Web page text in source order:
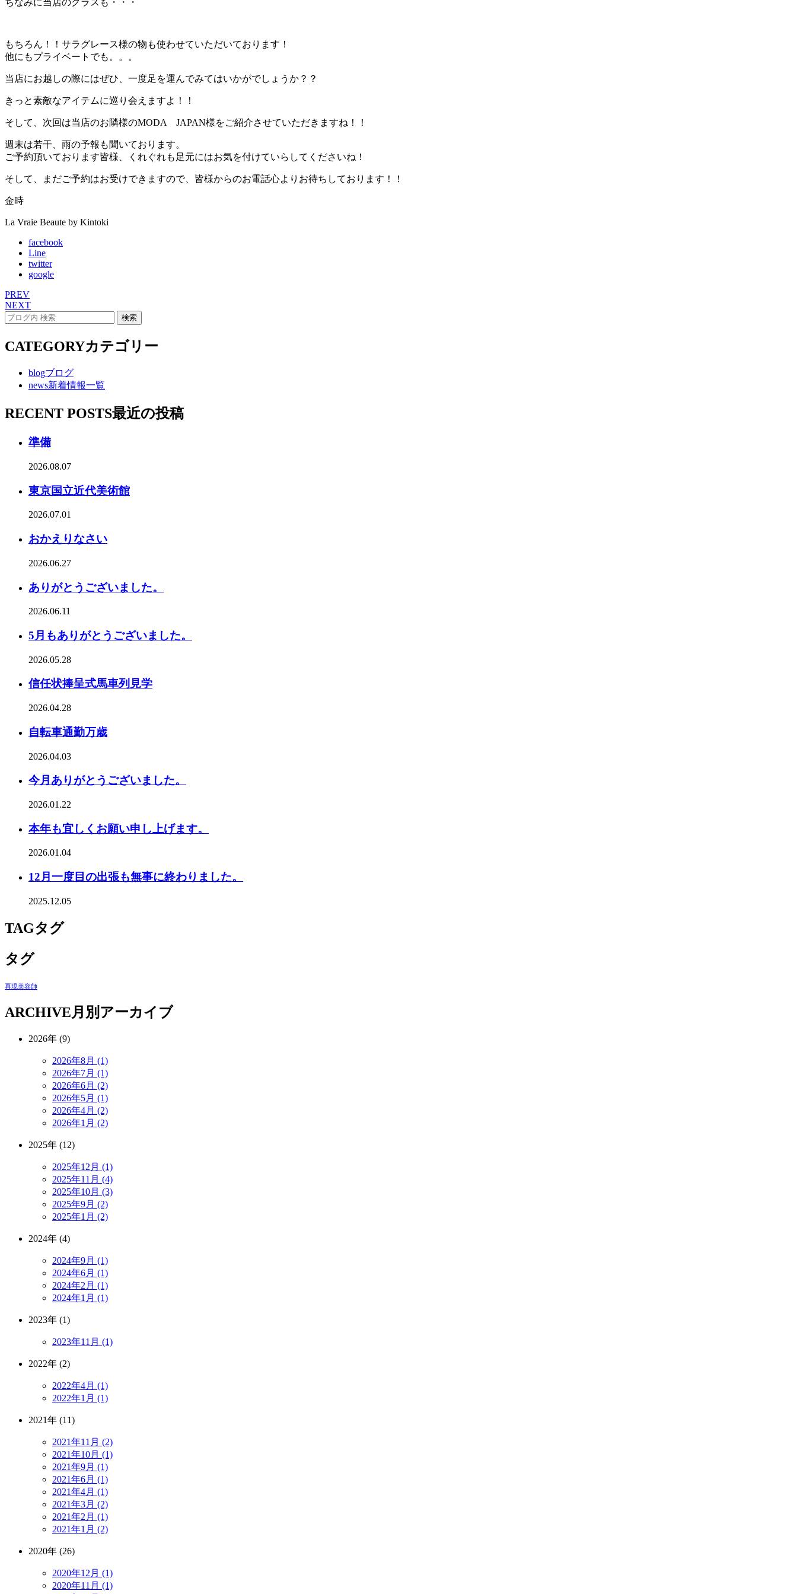
もちろん！！サラグレース様の物も使わせていただいております！
他にもプライベートでも。。。
当店にお越しの際にはぜひ、一度足を運んでみてはいかがでしょうか？？
きっと素敵なアイテムに巡り会えますよ！！
そして、次回は当店のお隣様のMODA JAPAN様をご紹介させていただきますね！！
週末は若干、雨の予報も聞いております。
ご予約頂いております皆様、くれぐれも足元にはお気を付けていらしてくださいね！
そして、まだご予約はお受けできますので、皆様からのお電話心よりお待ちしております！！
金時
La Vraie Beaute by Kintoki
facebook
Line
twitter
google
PREV
NEXT
CATEGORYカテゴリー
blogブログ
news新着情報一覧
RECENT POSTS最近の投稿
準備
2026.08.07
東京国立近代美術館
2026.07.01
おかえりなさい
2026.06.27
ありがとうございました。
2026.06.11
5月もありがとうございました。
2026.05.28
信任状捧呈式馬車列見学
2026.04.28
自転車通勤万歳
2026.04.03
今月ありがとうございました。
2026.01.22
本年も宜しくお願い申し上げます。
2026.01.04
12月一度目の出張も無事に終わりました。
2025.12.05
TAGタグ
タグ
再現美容師
ARCHIVE月別アーカイブ
2026年 (9)
2026年8月 (1)
2026年7月 (1)
2026年6月 (2)
2026年5月 (1)
2026年4月 (2)
2026年1月 (2)
2025年 (12)
2025年12月 (1)
2025年11月 (4)
2025年10月 (3)
2025年9月 (2)
2025年1月 (2)
2024年 (4)
2024年9月 (1)
2024年6月 (1)
2024年2月 (1)
2024年1月 (1)
2023年 (1)
2023年11月 (1)
2022年 (2)
2022年4月 (1)
2022年1月 (1)
2021年 (11)
2021年11月 (2)
2021年10月 (1)
2021年9月 (1)
2021年6月 (1)
2021年4月 (1)
2021年3月 (2)
2021年2月 (1)
2021年1月 (2)
2020年 (26)
2020年12月 (1)
2020年11月 (1)